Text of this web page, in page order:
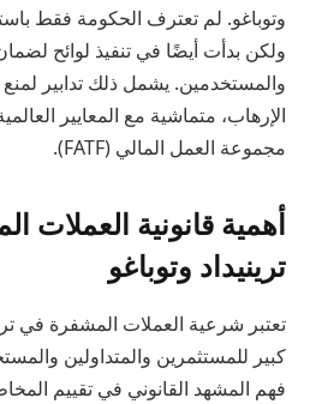
وتوباغو. لم تعترف الحكومة فقط
ولكن بدأت أيضًا في تنفيذ لوائح
والمستخدمين. يشمل ذلك تدابير
الإرهاب، متماشية مع المعايير
مجموعة العمل المالي (FATF).
أهمية قانونية العملات
ترينيداد وتوباغو
تعتبر شرعية العملات المشفرة في
كبير للمستثمرين والمتداولين
فهم المشهد القانوني في تقييم